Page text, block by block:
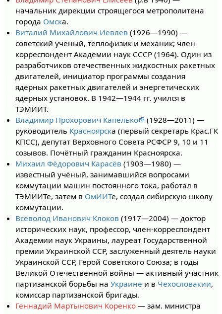
начальник дирекции строящегося метрополитена
города Омска.
Виталий Михайлович Иевлев (1926—1990) —
советский учёный, теплофизик и механик; член-
корреспондент Академии наук СССР (1964). Один из
разработчиков отечественных жидкостных ракетных
двигателей, инициатор программы создания
ядерных ракетных двигателей и энергетических
ядерных установок. В 1942—1944 гг. учился в
ТЭМИИТ.
Владимир Прохорович Капелько
(1928—2011) —
руководитель Красноярска (первый секретарь Крас.ГК
КПСС), депутат Верховного Совета РСФСР 9, 10 и 11
созывов. Почётный гражданин Красноярска.
Михаил Фёдорович Карасёв (1903—1980) —
известный учёный, занимавшийся вопросами
коммутации машин постоянного тока, работал в
ТЭМИИТе, затем в ОмИИТе, создал сибирскую школу
коммутации.
Всеволод Иванович Клоков (1917—2004) — доктор
исторических наук, профессор, член-корреспондент
Академии наук Украины, лауреат Государственной
премии Украинской ССР, заслуженный деятель науки
Украинской ССР, Герой Советского Союза; в годы
Великой Отечественной войны — активный участник
партизанской борьбы наУкраине и в Чехословакии,
комиссар партизанской бригады.
Геннадий Мартынович Коренко — зам. министра